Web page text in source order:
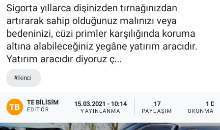
Sigorta yıllarca dişinizden tırnağınızdan
artırarak sahip olduğunuz malınızı veya
bedeninizi, cüzi primler karşılığında koruma
altına alabileceğiniz yegâne yatırım aracıdır.
Yatırım aracıdır diyoruz ç...
#Ikinci
TE BILISIM
EDITÖR
15.03.2021 - 10:14
YAYINLANMA
17
PAYLAŞIM
1 DK
OKUNMA
Tüm Manşetler
Son Dakika Haberleri